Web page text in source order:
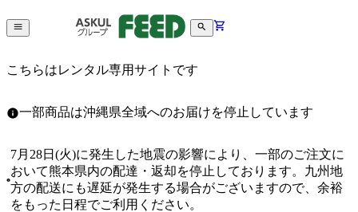
こちらはレンタル専用サイトです
一部商品は沖縄県全域へのお届けを停止しています
7月28日(火)に発生した地震の影響により、一部のご注文に
おいて熊本県内の配達・返却を停止しております。九州地
方の配送にも遅延が発生する場合がございますので、余裕
をもった日程でご利用ください。